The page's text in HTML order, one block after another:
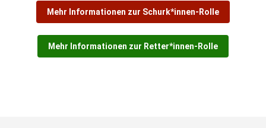
Mehr Informationen zur Schurk*innen-Rolle
Mehr Informationen zur Retter*innen-Rolle